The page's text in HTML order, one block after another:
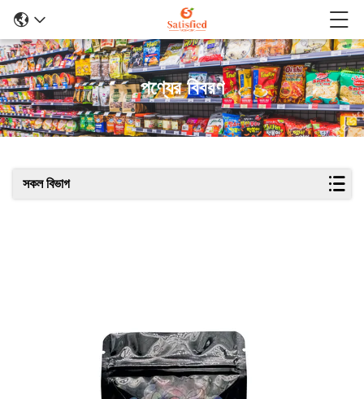
পণ্যের বিবরণ
সকল বিভাগ